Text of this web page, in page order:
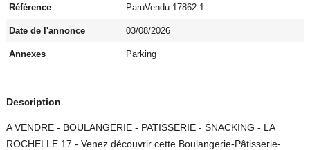
Référence ParuVendu 17862-1
Date de l'annonce 03/08/2026
Annexes Parking
Description
A VENDRE - BOULANGERIE - PATISSERIE - SNACKING - LA
ROCHELLE 17 - Venez découvrir cette Boulangerie-Pâtisserie-